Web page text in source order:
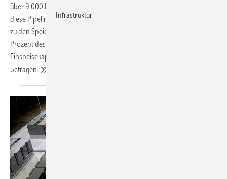
über 9.000 Kilometer in allen Bundesländern anwachsen soll. Durch
diese Pipelines soll dann Wasserstoff von den norddeutschen Häfen
zu den Speichern bzw. Kraftwerken fließen. Im Endausbau – rund 60
Prozent des Netzes sind ehemalige Erdgasleitungen – soll die
Einspeisekapazität laut Bundesnetzagentur über 100 Gigawatt
betragen.
Infrastruktur